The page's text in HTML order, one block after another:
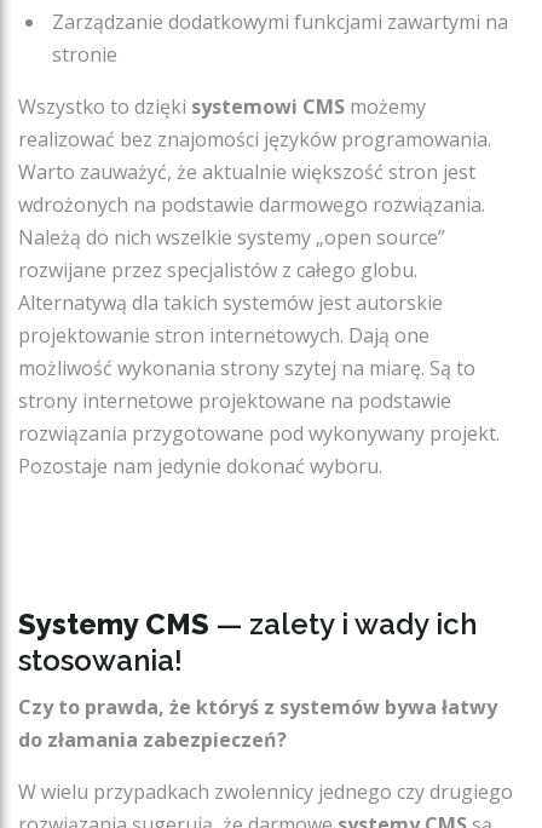
Zarządzanie dodatkowymi funkcjami zawartymi na
stronie
Wszystko to dzięki systemowi CMS możemy
realizować bez znajomości języków programowania.
Warto zauważyć, że aktualnie większość stron jest
wdrożonych na podstawie darmowego rozwiązania.
Należą do nich wszelkie systemy „open source”
rozwijane przez specjalistów z całego globu.
Alternatywą dla takich systemów jest autorskie
projektowanie stron internetowych. Dają one
możliwość wykonania strony szytej na miarę. Są to
strony internetowe projektowane na podstawie
rozwiązania przygotowane pod wykonywany projekt.
Pozostaje nam jedynie dokonać wyboru.
Systemy CMS — zalety i wady ich
stosowania!
Czy to prawda, że któryś z systemów bywa łatwy
do złamania zabezpieczeń?
W wielu przypadkach zwolennicy jednego czy drugiego